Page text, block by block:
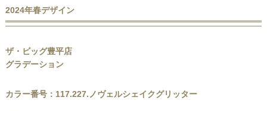
2024年春デザイン
ザ・ビッグ豊平店
グラデーション
カラー番号：117.227.ノヴェルシェイクグリッター